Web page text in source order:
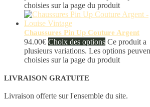
choisies sur la page du produit
Chaussures Pin Up Couture Argent
94.00€ Choix des options Ce produit a
plusieurs variations. Les options
choisies sur la page du produit
LIVRAISON GRATUITE
Livraison offerte sur l'ensemble du site.